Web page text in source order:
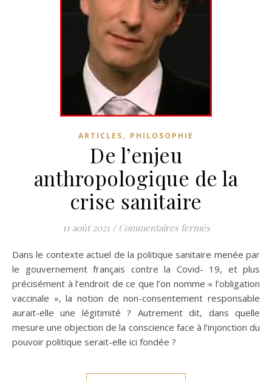
ARTICLES, PHILOSOPHIE
De l’enjeu
anthropologique de la
crise sanitaire
11 août 2021 / Commentaires ferméssur De l’enjeu
Dans le contexte actuel de la politique sanitaire menée par
le gouvernement français contre la Covid- 19, et plus
précisément à l’endroit de ce que l’on nomme « l’obligation
vaccinale », la notion de non-consentement responsable
aurait-elle une légitimité ? Autrement dit, dans quelle
mesure une objection de la conscience face à l’injonction du
pouvoir politique serait-elle ici fondée ?